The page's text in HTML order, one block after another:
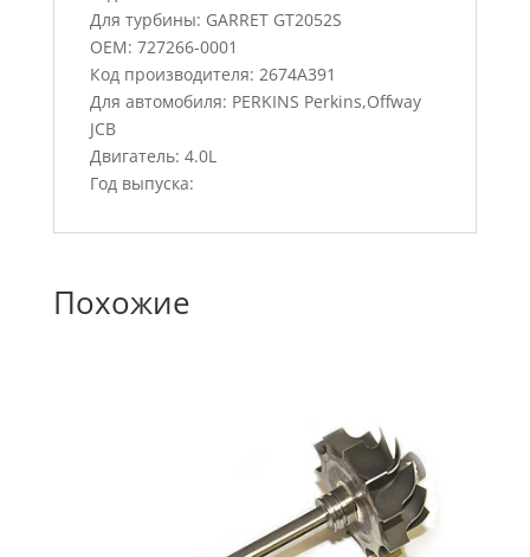
Для турбины: GARRET GT2052S
OEM: 727266-0001
Код производителя: 2674A391
Для автомобиля: PERKINS Perkins,Offway
JCB
Двигатель: 4.0L
Год выпуска:
Похожие